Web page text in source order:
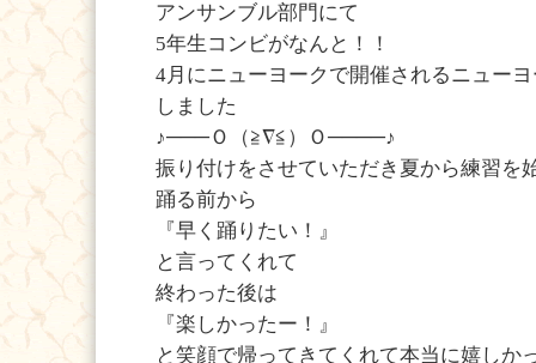
アンサンブル部門にて
5年生コンビがなんと！！
4月にニューヨークで開催されるニュー
しました
♪───Ｏ（≧∇≦）Ｏ────♪
振り付けをさせていただき夏から練習を
踊る前から
『早く踊りたい！』
と言ってくれて
終わった後は
『楽しかったー！』
と笑顔で帰ってきてくれて本当に嬉しか